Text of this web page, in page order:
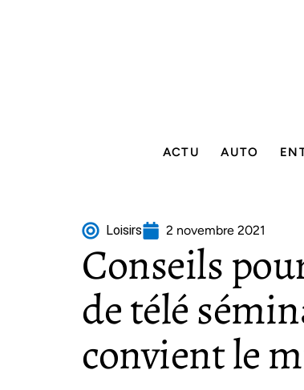
ACTU AUTO
Loisirs 2 novembre 2021
Conseils
de télé
convient le